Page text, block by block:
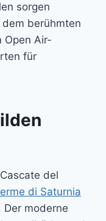
sorgen
berühmten
Open Air-
für
del
di Saturnia
Der moderne